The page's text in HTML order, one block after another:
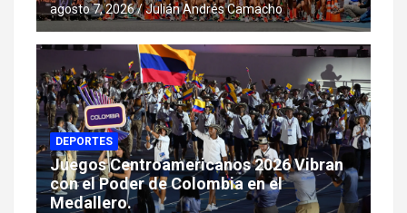
agosto 7, 2026 Julián Andrés Camacho
DEPORTES
Juegos Centroamericanos 2026 Vibran
con el Poder de Colombia en el
Medallero.